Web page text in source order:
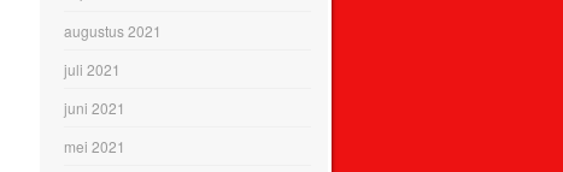
augustus 2021
juli 2021
juni 2021
mei 2021